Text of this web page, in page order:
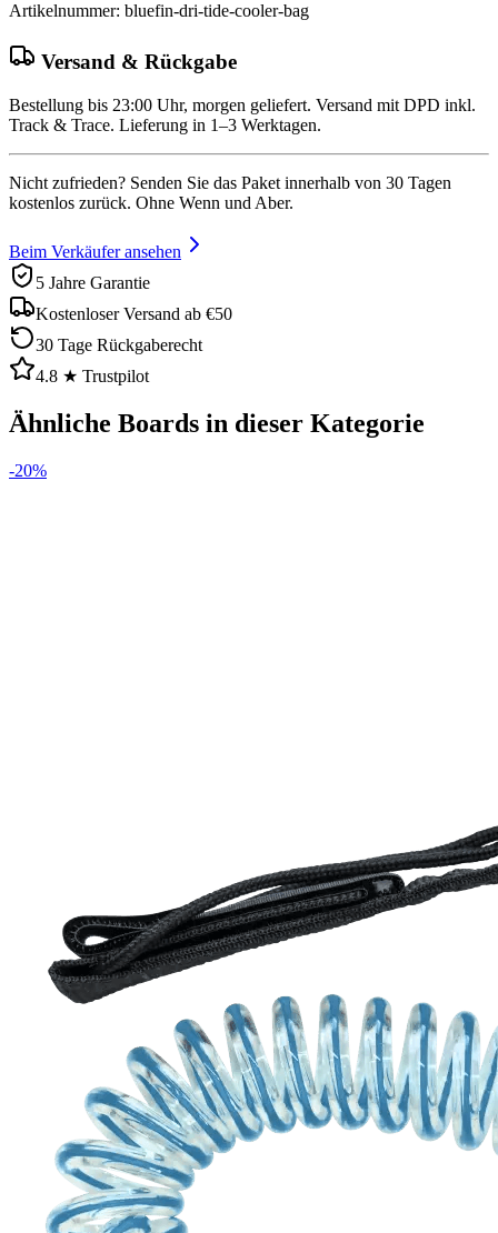
Artikelnummer: bluefin-dri-tide-cooler-bag
Versand & Rückgabe
Bestellung bis 23:00 Uhr, morgen geliefert. Versand mit DPD inkl.
Track & Trace. Lieferung in 1–3 Werktagen.
Nicht zufrieden? Senden Sie das Paket innerhalb von 30 Tagen
kostenlos zurück. Ohne Wenn und Aber.
Beim Verkäufer ansehen
5 Jahre Garantie
Kostenloser Versand ab €50
30 Tage Rückgaberecht
4.8 ★ Trustpilot
Ähnliche Boards in dieser Kategorie
-20%